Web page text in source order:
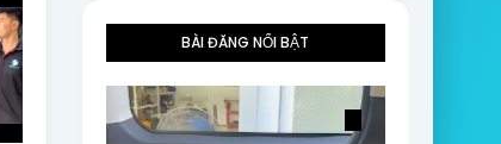
BÀI ĐĂNG NỔI BẬT